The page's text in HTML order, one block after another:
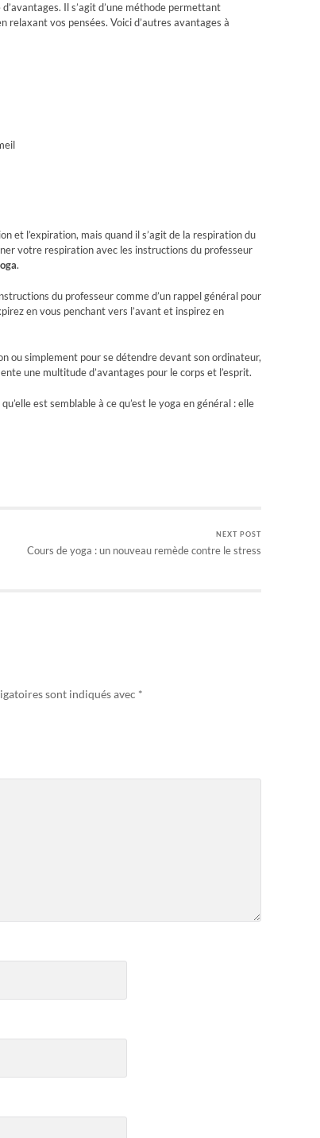
Il s’agit d’une méthode permettant
vos pensées. Voici d’autres avantages à
et l’expiration, mais quand il s’agit de la respiration du
votre respiration avec les instructions du professeur
.
du professeur comme d’un rappel général pour
en vous penchant vers l’avant et inspirez en
ou simplement pour se détendre devant son ordinateur,
une multitude d’avantages pour le corps et l’esprit.
est semblable à ce qu’est le yoga en général : elle
NEXT POST
Cours de yoga : un nouveau remède contre le stress
sont indiqués avec *